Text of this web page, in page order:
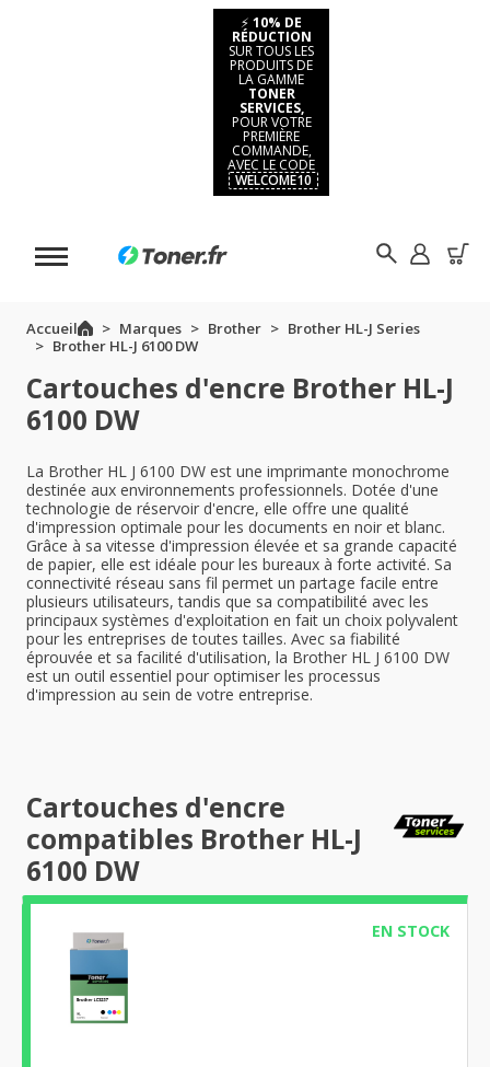
⚡ 10% DE
RÉDUCTION
SUR TOUS LES
PRODUITS DE
LA GAMME
TONER
SERVICES,
POUR VOTRE
PREMIÈRE
COMMANDE,
AVEC LE CODE
WELCOME10
Accueil Marques Brother
Brother HL-J Series
Brother HL-J 6100 DW
Cartouches d'encre Brother HL-J
6100 DW
La Brother HL J 6100 DW est une imprimante monochrome
destinée aux environnements professionnels. Dotée d'une
technologie de réservoir d'encre, elle offre une qualité
d'impression optimale pour les documents en noir et blanc.
Grâce à sa vitesse d'impression élevée et sa grande capacité
de papier, elle est idéale pour les bureaux à forte activité. Sa
connectivité réseau sans fil permet un partage facile entre
plusieurs utilisateurs, tandis que sa compatibilité avec les
principaux systèmes d'exploitation en fait un choix polyvalent
pour les entreprises de toutes tailles. Avec sa fiabilité
éprouvée et sa facilité d'utilisation, la Brother HL J 6100 DW
est un outil essentiel pour optimiser les processus
d'impression au sein de votre entreprise.
Cartouches d'encre
compatibles Brother HL-J
6100 DW
EN STOCK